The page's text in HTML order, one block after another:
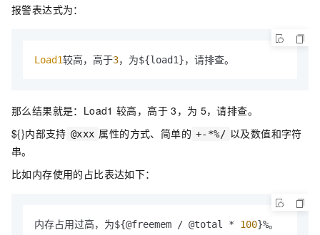
报警表达式为：
Load1较高，高于3，为${load1}，请排查。
那么结果就是：Load1 较高，高于 3，为 5，请排查。
${}内部支持 @xxx 属性的方式、简单的 +-*%/ 以及数值和字符
串。
比如内存使用的占比表达如下：
内存占用过高，为${@freemem / @total * 100}%。